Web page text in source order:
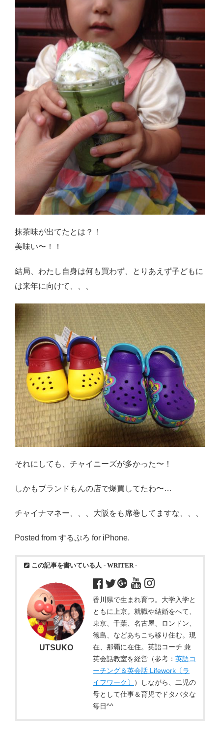
抹茶味が出てたとは？！
美味い〜！！
結局、わたし自身は何も買わず、とりあえず子どもに
は来年に向けて、、、
それにしても、チャイニーズが多かった〜！
しかもブランドもんの店で爆買してたわ〜…
チャイナマネー、、、大阪をも席巻してますな、、、
Posted from するぷろ for iPhone.
この記事を書いている人 - WRITER -
香川県で生まれ育つ。大学入学と
ともに上京。就職や結婚をへて、
東京、千葉、名古屋、ロンドン、
徳島、などあちこち移り住む。現
在、那覇に在住。英語コーチ 兼
英会話教室を経営（参考： 英語コ
ーチング＆英会話 Lifework〔ラ
イフワーク〕
）しながら、二児の
母として仕事＆育児でドタバタな
毎日^^
UTSUKO